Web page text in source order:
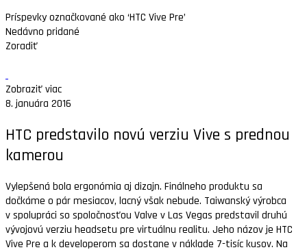
Príspevky označkované ako ‘HTC Vive Pre’
Nedávno pridané
Zoradiť
Zobraziť viac
8. januára 2016
HTC predstavilo novú verziu Vive s prednou
kamerou
Vylepšená bola ergonómia aj dizajn. Finálneho produktu sa
dočkáme o pár mesiacov, lacný však nebude. Taiwanský výrobca
v spolupráci so spoločnosťou Valve v Las Vegas predstavil druhú
vývojovú verziu headsetu pre virtuálnu realitu. Jeho názov je HTC
Vive Pre a k developerom sa dostane v náklade 7-tisíc kusov. Na